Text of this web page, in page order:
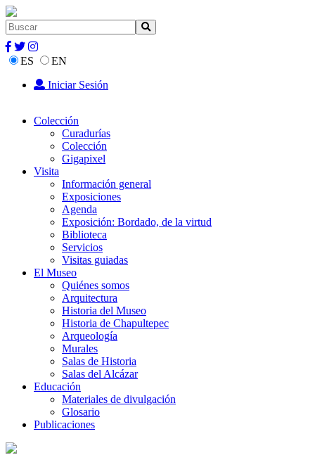
ES
EN
Iniciar Sesión
Colección
Curadurías
Colección
Gigapixel
Visita
Información general
Exposiciones
Agenda
Exposición: Bordado, de la virtud
Biblioteca
Servicios
Visitas guiadas
El Museo
Quiénes somos
Arquitectura
Historia del Museo
Historia de Chapultepec
Arqueología
Murales
Salas de Historia
Salas del Alcázar
Educación
Materiales de divulgación
Glosario
Publicaciones